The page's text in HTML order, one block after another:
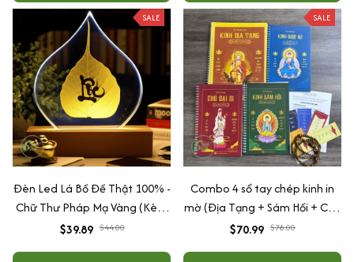
SALE
Đèn Led Lá Bồ Đề Thật 100% -
Chữ Thư Pháp Mạ Vàng (Kèm
Đế Gỗ + phích cắm + hộp
đựng)
$39.89
SALE
Combo 4 sổ tay chép kinh in
mờ (Địa Tạng + Sám Hối + Chú
Đại Bi + Dược Sư) Tặng vòng
tay + lá bồ đề
$70.99